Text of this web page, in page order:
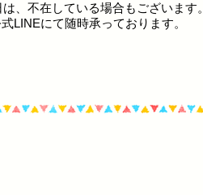
、不在している場合もございます。
LINEにて随時承っております。